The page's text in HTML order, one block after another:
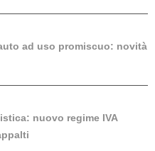
ad uso promiscuo: novità
nuovo regime IVA